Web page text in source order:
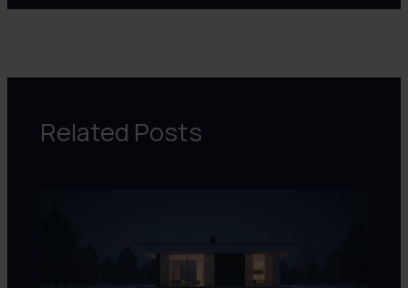
Related Posts